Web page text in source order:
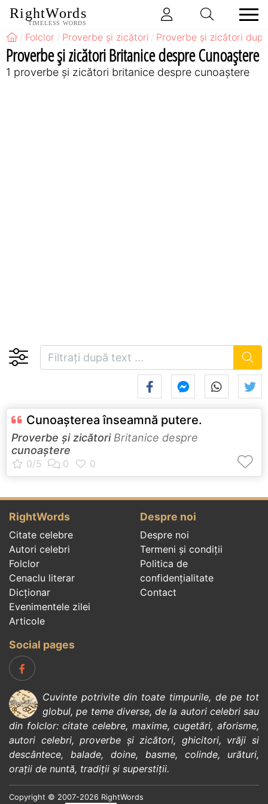
RightWords
TIMELESS WORDS
Folclor Proverbe și zicători Proverbe și zicători
Proverbe și zicători Britanice despre Cunoaștere
1 proverbe și zicători britanice despre cunoaștere
Cunoașterea înseamnă putere.
Proverbe și zicătoriBritanice despre
cunoaștere
RightWords
Citate celebre
Autori celebri
Folclor
Cenaclu literar
Dicționar
Evenimentele zilei
Articole
Despre noi
Despre noi
Termeni și condiții
Politica de
confidenţialitate
Contact
Social pages
Cuvinte potrivite din toate timpurile, de pe tot
globul, pe teme diverse, de la autori celebrisau
din folclor:citate celebre, maxime,cugetări,aforisme,
autori celebri,proverbe și zicători, ghicitori, vrăji si
descântece, balade, doine, basme, colinde, urături,
orații de nuntă, tradiții și superstiții.
Copyright © 2007-2026 RightWords